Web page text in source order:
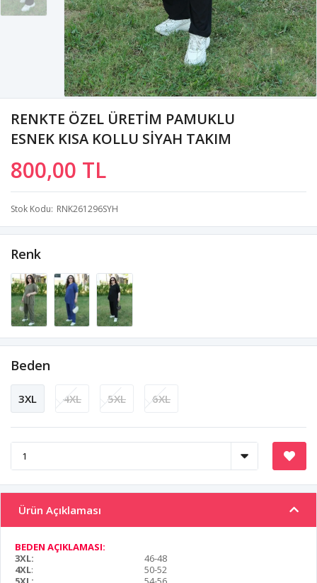
RENKTE ÖZEL ÜRETİM PAMUKLU
ESNEK KISA KOLLU SİYAH TAKIM
800,00 TL
Stok Kodu RNK261296SYH
Renk
Beden
3XL 4XL 5XL 6XL
Ürün Açıklaması
BEDEN AÇIKLAMASI:
3XL:
46-48
4XL:
50-52